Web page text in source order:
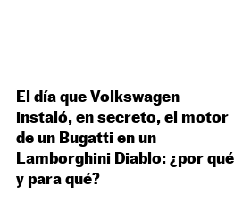
El día que Volkswagen
instaló, en secreto, el motor
de un Bugatti en un
Lamborghini Diablo: ¿por qué
y para qué?